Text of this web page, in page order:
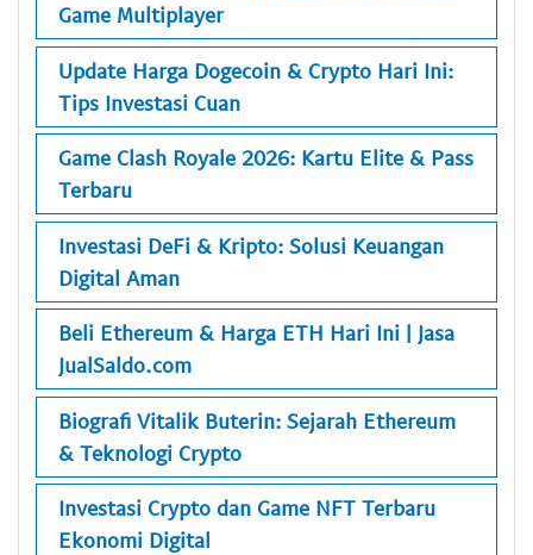
Game Multiplayer
Update Harga Dogecoin & Crypto Hari Ini:
Tips Investasi Cuan
Game Clash Royale 2026: Kartu Elite & Pass
Terbaru
Investasi DeFi & Kripto: Solusi Keuangan
Digital Aman
Beli Ethereum & Harga ETH Hari Ini | Jasa
JualSaldo.com
Biografi Vitalik Buterin: Sejarah Ethereum
& Teknologi Crypto
Investasi Crypto dan Game NFT Terbaru
Ekonomi Digital